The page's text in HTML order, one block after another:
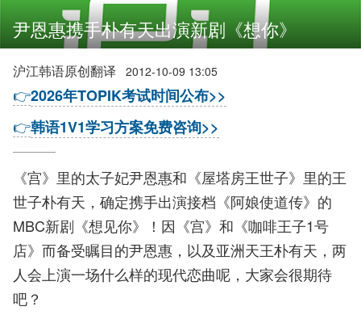
尹恩惠携手朴有天出演新剧《想你》
沪江韩语原创翻译 2012-10-09 13:05
👉2026年TOPIK考试时间公布>>
👉韩语1V1学习方案免费咨询>>
《宫》里的太子妃尹恩惠和《屋塔房王世子》里的王
世子朴有天，确定携手出演接档《阿娘使道传》的
MBC新剧《想见你》！因《宫》和《咖啡王子1号
店》而备受瞩目的尹恩惠，以及亚洲天王朴有天，两
人会上演一场什么样的现代恋曲呢，大家会很期待
吧？